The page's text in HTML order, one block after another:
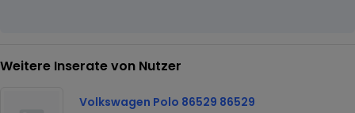
Weitere Inserate von Nutzer
Volkswagen Polo 86529 86529